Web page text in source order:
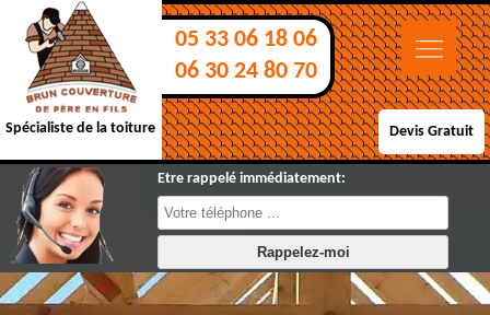
Spécialiste de la toiture
05 33 06 18 06
06 30 24 80 70
Devis Gratuit
Etre rappelé immédiatement: